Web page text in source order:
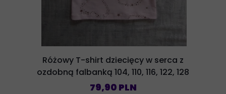
Różowy T-shirt dziecięcy w serca z
ozdobną falbanką 104, 110, 116, 122, 128
79,90 PLN